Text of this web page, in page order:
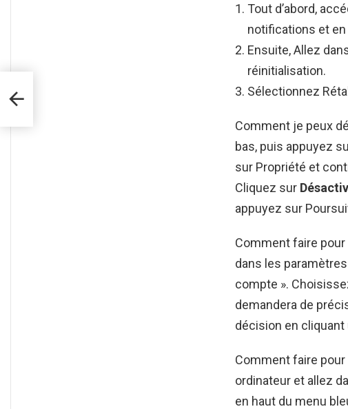
Tout d’abord,
notifications et
Ensuite, Allez
réinitialisation.
Sélectionnez
Comment je peux
bas, puis appuyez
sur Propriété et
Cliquez sur
appuyez sur
Comment faire
dans les
compte ».
demandera de
décision en
Comment faire
ordinateur et allez
en haut du menu